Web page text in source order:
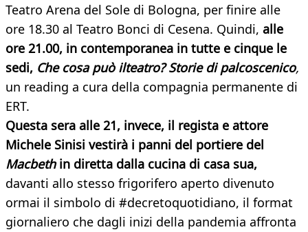
Teatro Arena del Sole di Bologna, per finire alle
ore 18.30 al Teatro Bonci di Cesena. Quindi, alle
ore 21.00, in contemporanea in tutte e cinque le
sedi, Che cosa può ilteatro?Storie di palcoscenico,
un reading a cura della compagnia permanente di
ERT.
Questa sera alle 21, invece, il regista e attore
Michele Sinisi vestirà i panni del portiere del
Macbethin diretta dalla cucina di casa sua,
davanti allo stesso frigorifero aperto divenuto
ormai il simbolo di #decretoquotidiano, il format
giornaliero che dagli inizi della pandemia affronta